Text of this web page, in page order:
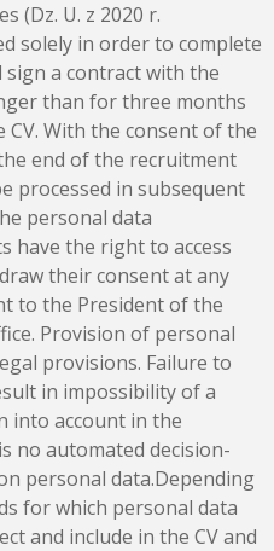
(Dz. U. z 2020 r.
solely in order to complete
a contract with the
than for three months
With the consent of the
end of the recruitment
processed in subsequent
personal data
have the right to access
their consent at any
to the President of the
Provision of personal
provisions. Failure to
in impossibility of a
into account in the
no automated decision-
personal data.Depending
for which personal data
and include in the CV and